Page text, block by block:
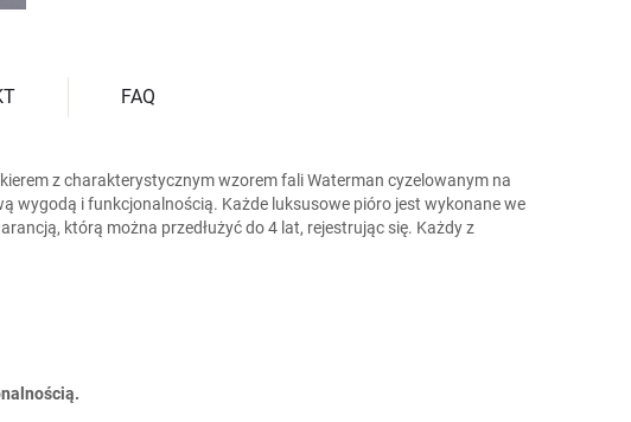
FAQ
z charakterystycznym wzorem fali Waterman cyzelowanym na
wygodą i funkcjonalnością. Każde luksusowe pióro jest wykonane we
którą można przedłużyć do 4 lat, rejestrując się. Każdy z